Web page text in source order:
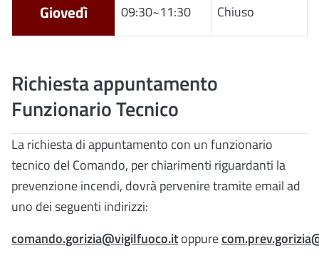
Giovedì 09:30~11:30 Chiuso
Richiesta appuntamento
Funzionario Tecnico
La richiesta di appuntamento con un funzionario
tecnico del Comando, per chiarimenti riguardanti la
prevenzione incendi, dovrà pervenire tramite email ad
uno dei seguenti indirizzi:
comando.gorizia@vigilfuoco.itoppure